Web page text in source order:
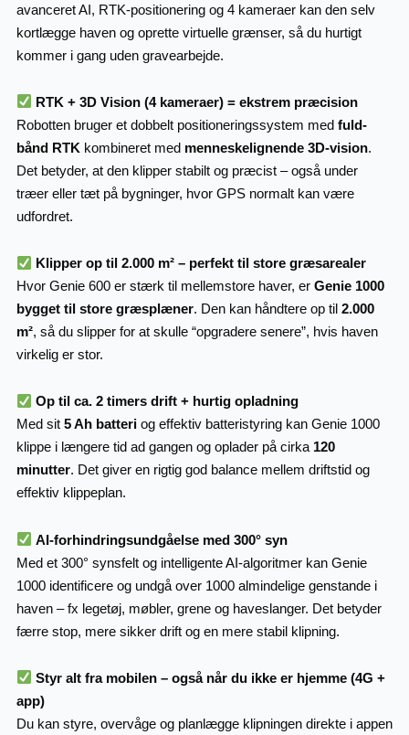
avanceret AI, RTK-positionering og 4 kameraer kan den selv
kortlægge haven og oprette virtuelle grænser, så du hurtigt
kommer i gang uden gravearbejde.
RTK + 3D Vision (4 kameraer) = ekstrem præcision
Robotten bruger et dobbelt positioneringssystem med fuld-
bånd RTK kombineret med menneskelignende 3D-vision.
Det betyder, at den klipper stabilt og præcist – også under
træer eller tæt på bygninger, hvor GPS normalt kan være
udfordret.
Klipper op til 2.000 m² – perfekt til store græsarealer
Hvor Genie 600 er stærk til mellemstore haver, er Genie 1000
bygget til store græsplæner. Den kan håndtere op til 2.000
m², så du slipper for at skulle “opgradere senere”, hvis haven
virkelig er stor.
Op til ca. 2 timers drift + hurtig opladning
Med sit 5 Ah batteriog effektiv batteristyring kan Genie 1000
klippe i længere tid ad gangen og oplader på cirka 120
minutter. Det giver en rigtig god balance mellem driftstid og
effektiv klippeplan.
AI-forhindringsundgåelse med 300° syn
Med et 300° synsfelt og intelligente AI-algoritmer kan Genie
1000 identificere og undgå over 1000 almindelige genstande i
haven – fx legetøj, møbler, grene og haveslanger. Det betyder
færre stop, mere sikker drift og en mere stabil klipning.
Styr alt fra mobilen – også når du ikke er hjemme (4G +
app)
Du kan styre, overvåge og planlægge klipningen direkte i appen